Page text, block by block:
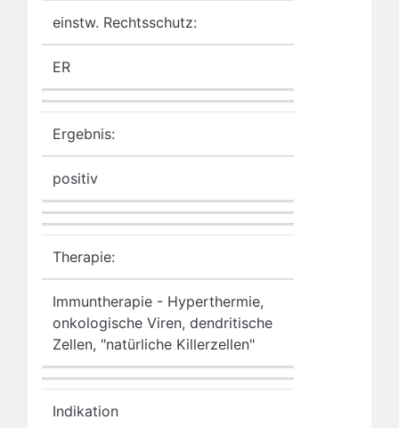
einstw. Rechtsschutz:
ER
Ergebnis:
positiv
Therapie:
Immuntherapie - Hyperthermie,
onkologische Viren, dendritische
Zellen, "natürliche Killerzellen"
Indikation